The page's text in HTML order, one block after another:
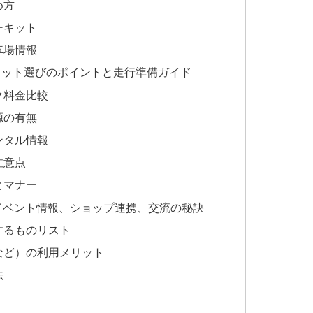
方
ット
情報
ト選びのポイントと走行準備ガイド
料金比較
の有無
ル情報
意点
マナー
ント情報、ショップ連携、交流の秘訣
ものリスト
）の利用メリット